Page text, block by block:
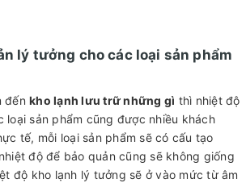
lý tưởng cho các loại sản phẩm
đến kho lạnh lưu trữ những gì thì nhiệt độ
loại sản phẩm cũng được nhiều khách
tế, mỗi loại sản phẩm sẽ có cấu tạo
độ để bảo quản cũng sẽ không giống
độ kho lạnh lý tưởng sẽ ở vào mức từ âm